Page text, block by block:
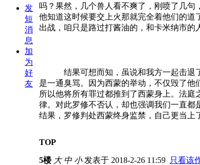
发
短
消
息
加
为
好
友
吗？果然，几个兽人看不爽了，刚喷了几
他知道这时候要交上火那就完全着他们的
出战，咱只是路过打酱油的，和卡米纳市的
结果可想而知，虽说和我方一起击退
是一通臭骂。因为西蒙的举动，不仅毁了
所以他将所有罪过都推到了西蒙身上。法
律。对此罗修不否认，却也强调我们一直都
结果，罗修判处西蒙终身监禁，自己更当上
TOP
5楼 大 中 小发表于 2018-2-26 11:59 只看该